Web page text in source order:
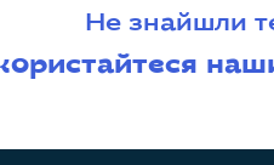
Не знайшли